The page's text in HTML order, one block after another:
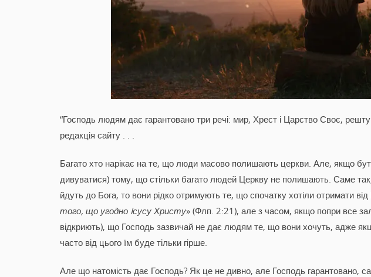
“Господь людям дає гарантовано три речі: мир, Хрест і Царство Своє,
редакція сайту . . .
Багато хто нарікає на те, що люди масово полишають церкви. Але, якщо
дивуватися) тому, що стільки багато людей Церкву не полишають. Саме
йдуть до Бога, то вони рідко отримують те, що спочатку хотіли отримати від
того, що угодно Iсусу Христу» (Флп. 2:21), але з часом, якщо попри все
відкриють), що Господь зазвичай не дає людям те, що вони хочуть, адже
часто від цього їм буде тільки гірше.
Але що натомість дає Господь? Як це не дивно, але Господь гарантовано,